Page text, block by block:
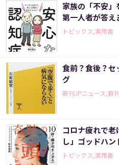
家族の「不安
第一人者が答え
トピックス,実用書
食前？食後？セ
グ
新刊JPニュース,新
コロナ疲れで
し」ゴッドハ
トピックス,実用書